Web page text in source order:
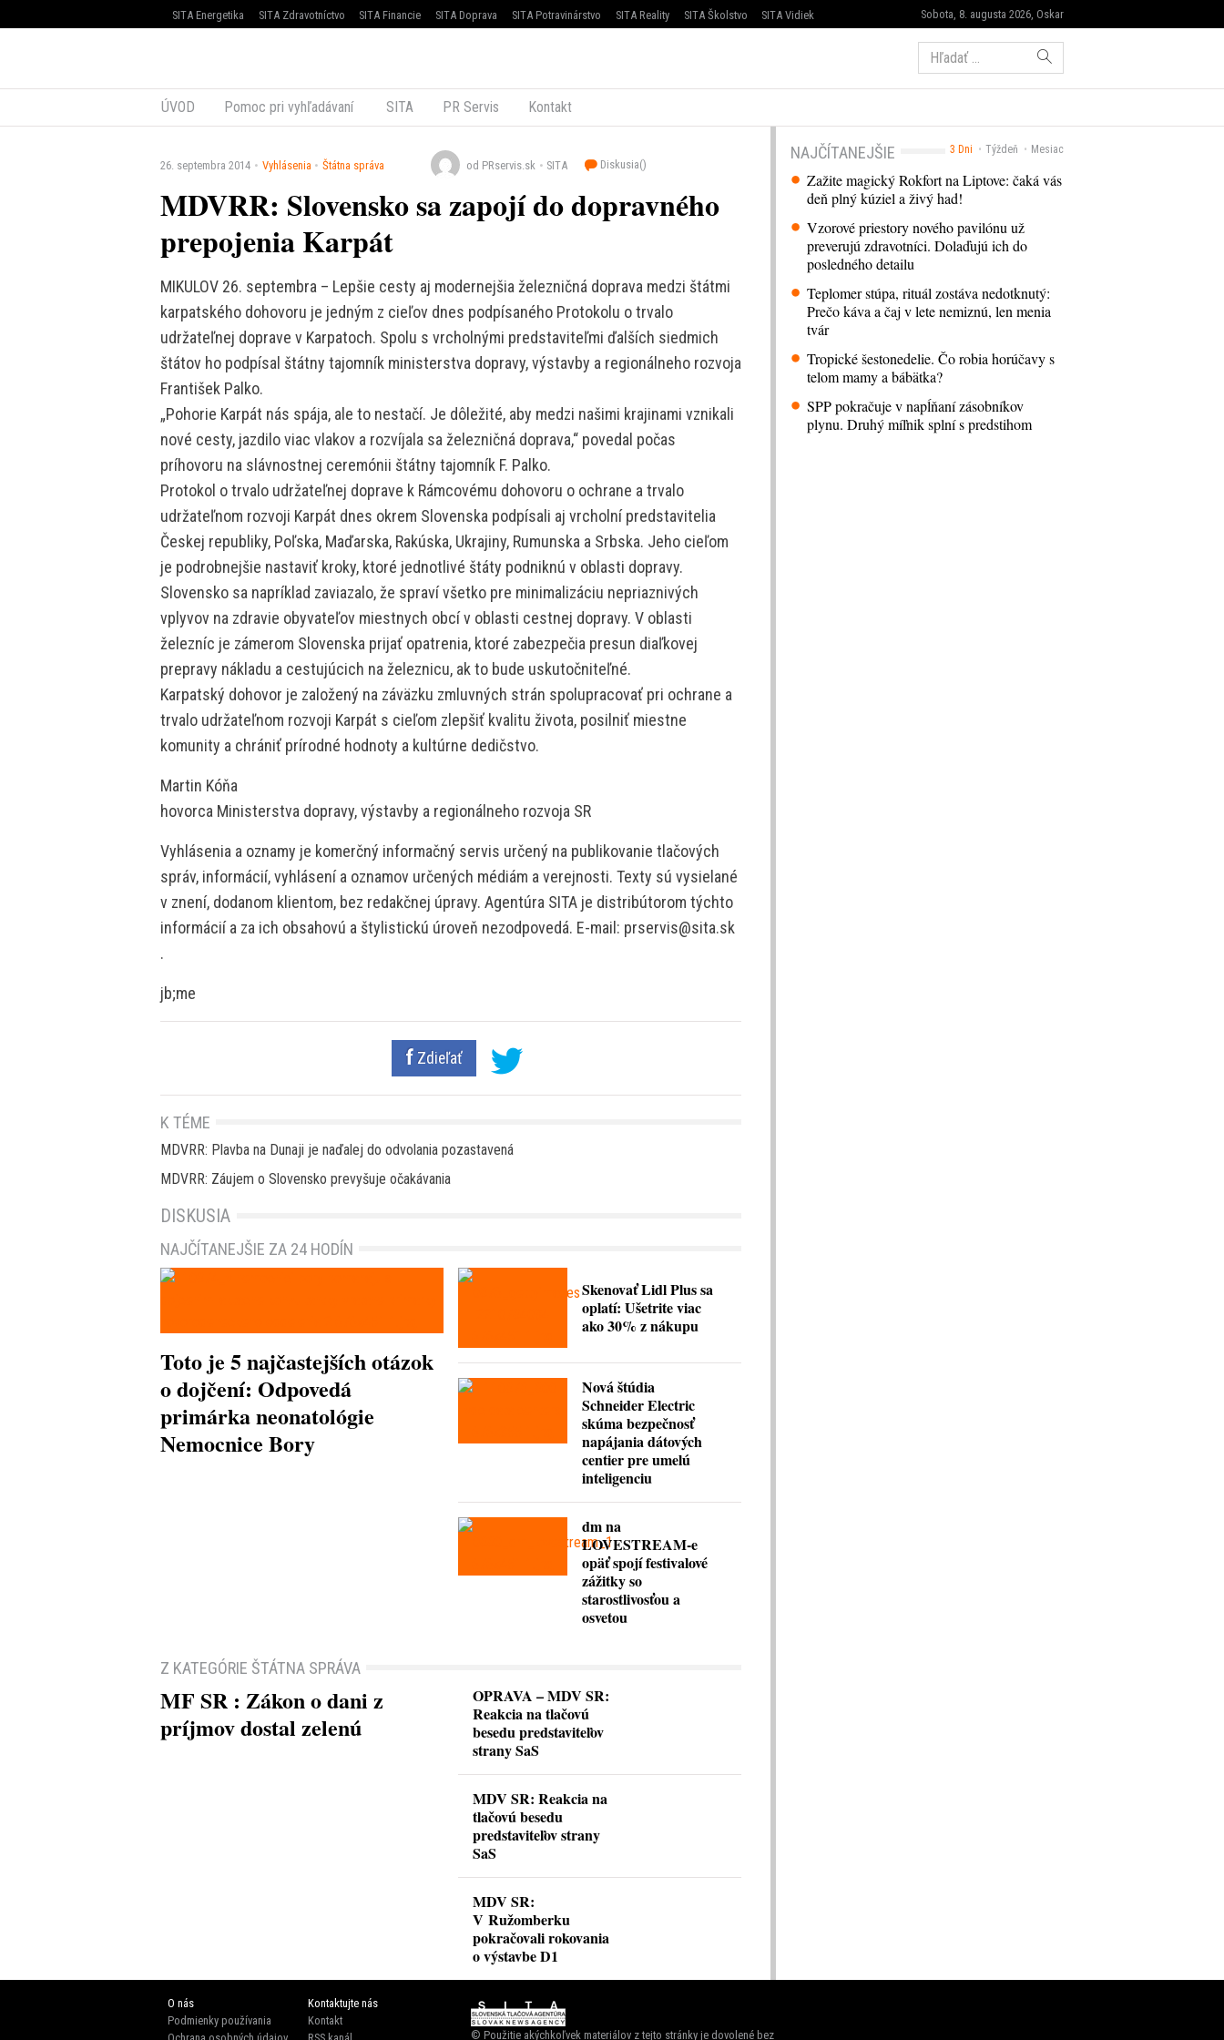
Sobota, 8. augusta 2026, Oskar
SITA Energetika SITA Zdravotníctvo SITA Financie SITA Doprava SITA Potravinárstvo SITA Reality SITA Školstvo SITA Vidiek
Hľadať:
ÚVOD Pomoc pri vyhľadávaní SITA PR Servis Kontakt
26. septembra 2014 Vyhlásenia Štátna správa od PRservis.sk SITA Diskusia()
MDVRR: Slovensko sa zapojí do dopravného
prepojenia Karpát
MIKULOV 26. septembra – Lepšie cesty aj modernejšia železničná doprava medzi štátmi
karpatského dohovoru je jedným z cieľov dnes podpísaného Protokolu o trvalo
udržateľnej doprave v Karpatoch. Spolu s vrcholnými predstaviteľmi ďalších siedmich
štátov ho podpísal štátny tajomník ministerstva dopravy, výstavby a regionálneho rozvoja
František Palko.
„Pohorie Karpát nás spája, ale to nestačí. Je dôležité, aby medzi našimi krajinami vznikali
nové cesty, jazdilo viac vlakov a rozvíjala sa železničná doprava,“ povedal počas
príhovoru na slávnostnej ceremónii štátny tajomník F. Palko.
Protokol o trvalo udržateľnej doprave k Rámcovému dohovoru o ochrane a trvalo
udržateľnom rozvoji Karpát dnes okrem Slovenska podpísali aj vrcholní predstavitelia
Českej republiky, Poľska, Maďarska, Rakúska, Ukrajiny, Rumunska a Srbska. Jeho cieľom
je podrobnejšie nastaviť kroky, ktoré jednotlivé štáty podniknú v oblasti dopravy.
Slovensko sa napríklad zaviazalo, že spraví všetko pre minimalizáciu nepriaznivých
vplyvov na zdravie obyvateľov miestnych obcí v oblasti cestnej dopravy. V oblasti
železníc je zámerom Slovenska prijať opatrenia, ktoré zabezpečia presun diaľkovej
prepravy nákladu a cestujúcich na železnicu, ak to bude uskutočniteľné.
Karpatský dohovor je založený na záväzku zmluvných strán spolupracovať pri ochrane a
trvalo udržateľnom rozvoji Karpát s cieľom zlepšiť kvalitu života, posilniť miestne
komunity a chrániť prírodné hodnoty a kultúrne dedičstvo.
Martin Kóňa
hovorca Ministerstva dopravy, výstavby a regionálneho rozvoja SR
Vyhlásenia a oznamy je komerčný informačný servis určený na publikovanie tlačových
správ, informácií, vyhlásení a oznamov určených médiám a verejnosti. Texty sú vysielané
v znení, dodanom klientom, bez redakčnej úpravy. Agentúra SITA je distribútorom týchto
informácií a za ich obsahovú a štylistickú úroveň nezodpovedá. E-mail: prservis@sita.sk
.
jb;me
Zdieľať
3 Dni Týždeň Mesiac
NAJČÍTANEJŠIE
Zažite magický Rokfort na Liptove: čaká vás
deň plný kúziel a živý had!
Vzorové priestory nového pavilónu už
preverujú zdravotníci. Dolaďujú ich do
posledného detailu
Teplomer stúpa, rituál zostáva nedotknutý:
Prečo káva a čaj v lete nemiznú, len menia
tvár
Tropické šestonedelie. Čo robia horúčavy s
telom mamy a bábätka?
SPP pokračuje v napĺňaní zásobníkov
plynu. Druhý míľnik splní s predstihom
K TÉME
MDVRR: Plavba na Dunaji je naďalej do odvolania pozastavená
MDVRR: Záujem o Slovensko prevyšuje očakávania
DISKUSIA
NAJČÍTANEJŠIE ZA 24 HODÍN
Toto je 5 najčastejších otázok
o dojčení: Odpovedá
primárka neonatológie
Nemocnice Bory
Skenovať Lidl Plus sa
oplatí: Ušetrite viac
ako 30% z nákupu
Nová štúdia
Schneider Electric
skúma bezpečnosť
napájania dátových
centier pre umelú
inteligenciu
dm na
LOVESTREAM-e
opäť spojí festivalové
zážitky so
starostlivosťou a
osvetou
Z KATEGÓRIE ŠTÁTNA SPRÁVA
MF SR : Zákon o dani z
príjmov dostal zelenú
OPRAVA – MDV SR:
Reakcia na tlačovú
besedu predstaviteľov
strany SaS
MDV SR: Reakcia na
tlačovú besedu
predstaviteľov strany
SaS
MDV SR:
V Ružomberku
pokračovali rokovania
o výstavbe D1
O nás
Podmienky používania
Kontaktujte nás
Kontakt
© Použitie akýchkoľvek materiálov z tejto stránky je dovolené bez